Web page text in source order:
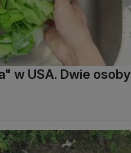
w USA. Dwie osoby